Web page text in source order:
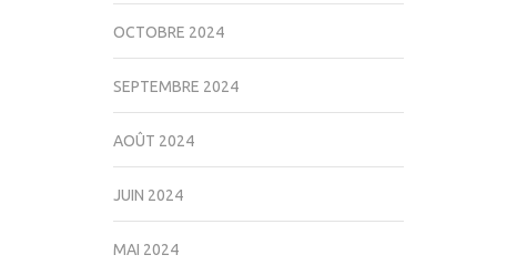
OCTOBRE 2024
SEPTEMBRE 2024
AOÛT 2024
JUIN 2024
MAI 2024